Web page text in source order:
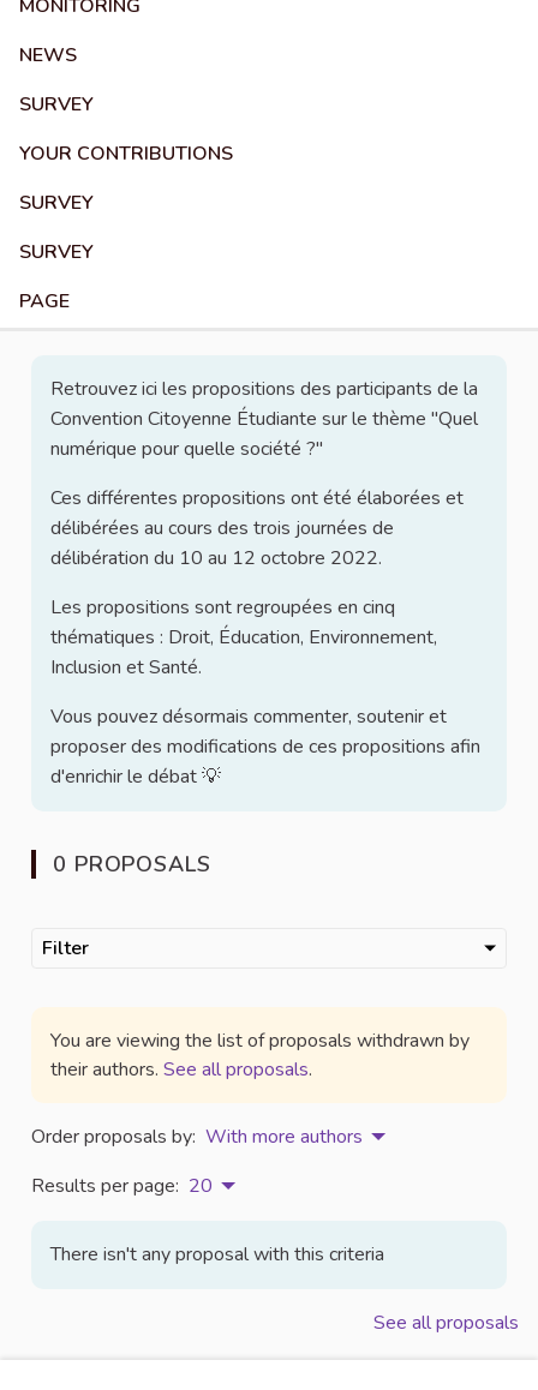
MONITORING
NEWS
SURVEY
YOUR CONTRIBUTIONS
SURVEY
SURVEY
PAGE
Retrouvez ici les propositions des participants de la
Convention Citoyenne Étudiante sur le thème "Quel
numérique pour quelle société ?"
Ces différentes propositions ont été élaborées et
délibérées au cours des trois journées de
délibération du 10 au 12 octobre 2022.
Les propositions sont regroupées en cinq
thématiques : Droit, Éducation, Environnement,
Inclusion et Santé.
Vous pouvez désormais commenter, soutenir et
proposer des modifications de ces propositions afin
d'enrichir le débat 💡
0 PROPOSALS
Filter
You are viewing the list of proposals withdrawn by
their authors. See all proposals.
Order proposals by: With more authors
Results per page: 20
There isn't any proposal with this criteria
See all proposals